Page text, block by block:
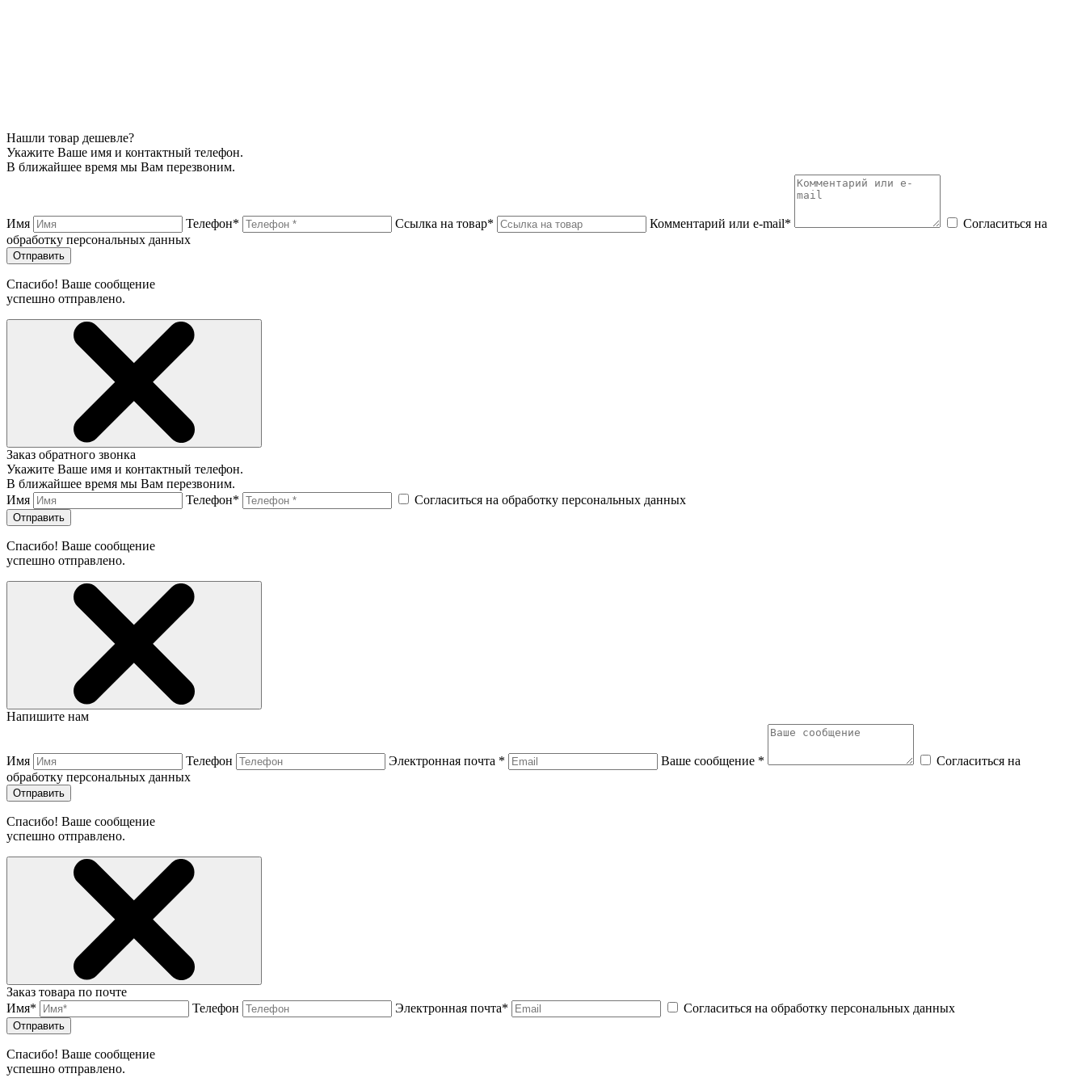
Нашли товар дешевле?
Укажите Ваше имя и контактный телефон.
В ближайшее время мы Вам перезвоним.
Имя Телефон* Ссылка на товар* Комментарий или e-mail*
Согласиться на
обработку персональных данных
Отправить
Спасибо! Ваше сообщение
успешно отправлено.
Заказ обратного звонка
Укажите Ваше имя и контактный телефон.
В ближайшее время мы Вам перезвоним.
Имя
Телефон* Согласиться на обработку персональных данных
Отправить
Спасибо! Ваше сообщение
успешно отправлено.
Напишите нам
Имя Телефон Электронная почта * Ваше сообщение *
Согласиться на
обработку персональных данных
Отправить
Спасибо! Ваше сообщение
успешно отправлено.
Заказ товара по почте
Имя*
Телефон Электронная почта* Согласиться на обработку персональных данных
Отправить
Спасибо! Ваше сообщение
успешно отправлено.